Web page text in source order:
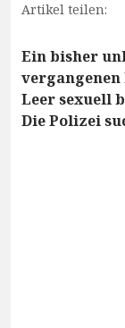
Artikel teilen:
Ein bisher
Leer sexuell
Die Polizei